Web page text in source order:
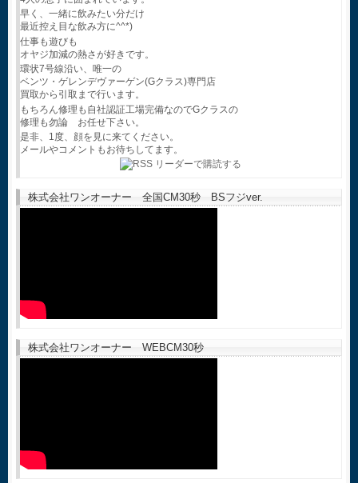
早く、一緒に飲みたい分だけ
最近控え目な飲み方に^^*)
仕事も遊びも
オヤジ加減の熱さが好きです。
環状7号線沿い、唯一の
ベンツ・ゲレンデヴァーゲン(Gクラス)専門店
買取から引取まで行います。
もちろん修理も自社認証工場完備なのでGクラスの
修理も勿論 お任せ下さい。
是非、1度、顔を見に来てください。
メールやコメントもお待ちしてます。
株式会社ワンオーナー 全国CM30秒 BSフジver.
株式会社ワンオーナー WEBCM30秒